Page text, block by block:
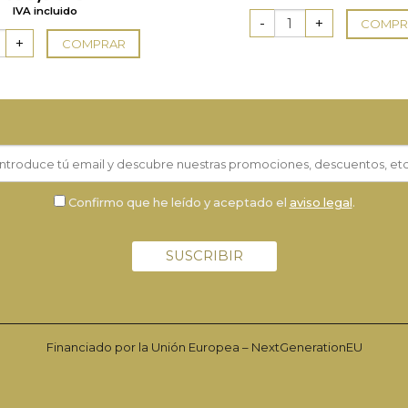
de 5
IVA incluido
COMPRAR
Confirmo que he leído y aceptado el aviso legal.
Financiado por la Unión Europea – NextGenerationEU